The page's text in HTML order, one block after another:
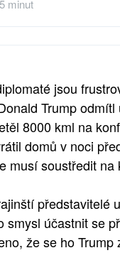
minut
jsou
Trump
8000 kml na
domů v noci
musí soustředit
představitelé
smysl účastnit se
že se ho Trump